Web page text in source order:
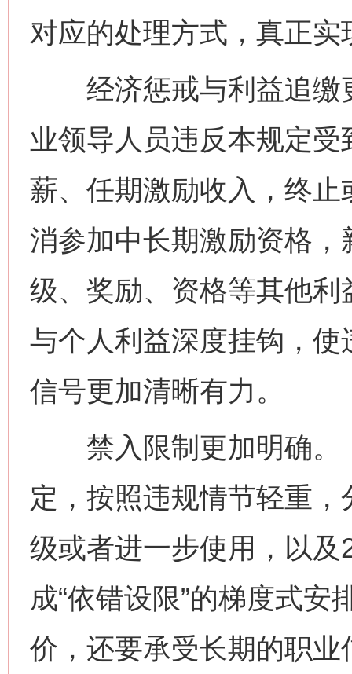
对应的处理方式，真正实
经济惩戒与利益追缴
业领导人员违反本规定
薪、任期激励收入，终
消参加中长期激励资格
级、奖励、资格等其他
与个人利益深度挂钩，
信号更加清晰有力。
禁入限制更加明确。
定，按照违规情节轻重
级或者进一步使用，以
成“依错设限”的梯度式
价，还要承受长期的职业